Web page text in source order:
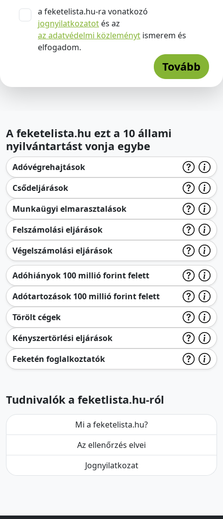
a feketelista.hu-ra vonatkozó
jognyilatkozatot és az
az adatvédelmi közleményt ismerem és
elfogadom.
Tovább
A feketelista.hu ezt a 10 állami
nyilvántartást vonja egybe
Adóvégrehajtások
Csődeljárások
Munkaügyi elmarasztalások
Felszámolási eljárások
Végelszámolási eljárások
Adóhiányok 100 millió forint felett
Adótartozások 100 millió forint felett
Törölt cégek
Kényszertörlési eljárások
Feketén foglalkoztatók
Tudnivalók a feketlista.hu-ról
Mi a feketelista.hu?
Az ellenőrzés elvei
Jognyilatkozat